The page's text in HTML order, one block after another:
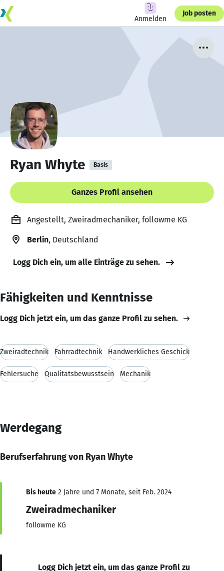
Anmelden
Job posten
Ryan Whyte Basis
Ganzes Profil ansehen
Angestellt, Zweiradmechaniker, followme KG
Berlin, Deutschland
Logg Dich ein, um alle Einträge zu sehen.
Fähigkeiten und Kenntnisse
Logg Dich jetzt ein, um das ganze Profil zu sehen.
Zweiradtechnik Fahrradtechnik Handwerkliches Geschick
Fehlersuche Qualitätsbewusstsein Mechanik
Werdegang
Berufserfahrung von Ryan Whyte
Bis heute 2 Jahre und 7 Monate, seit Feb. 2024
Zweiradmechaniker
followme KG
Logg Dich jetzt ein, um das ganze Profil zu